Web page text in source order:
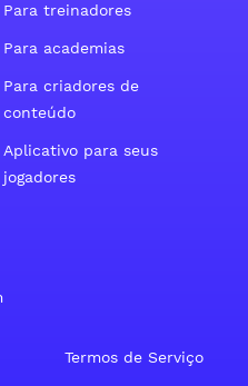
Para treinadores
Para academias
Para criadores de
conteúdo
Aplicativo para seus
jogadores
Termos de Serviço